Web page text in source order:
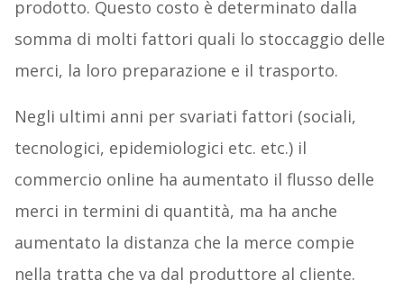
prodotto. Questo costo è determinato dalla
somma di molti fattori quali lo stoccaggio delle
merci, la loro preparazione e il trasporto.
Negli ultimi anni per svariati fattori (sociali,
tecnologici, epidemiologici etc. etc.) il
commercio online ha aumentato il flusso delle
merci in termini di quantità, ma ha anche
aumentato la distanza che la merce compie
nella tratta che va dal produttore al cliente.